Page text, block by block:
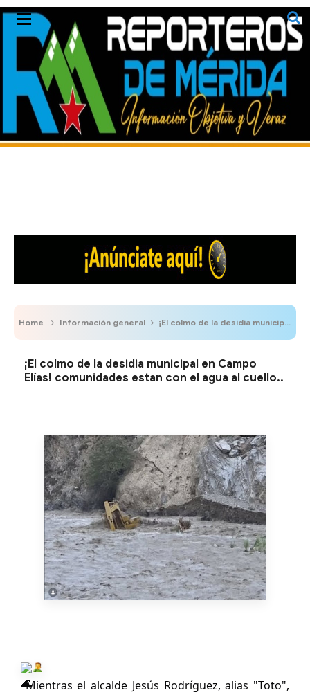
Home Información general ¡El colmo de la desidia municipal en Campo Elías! comunidades estan con el agua al cuello..
¡El colmo de la desidia municipal en Campo
Elías! comunidades estan con el agua al cuello..
Mientras el alcalde Jesús Rodríguez, alias "Toto",